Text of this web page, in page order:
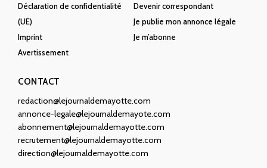
Déclaration de confidentialité
(UE)
Imprint
Avertissement
Devenir correspondant
Je publie mon annonce légale
Je m’abonne
CONTACT
redaction@lejournaldemayotte.com
annonce-legale@lejournaldemayote.com
abonnement@lejournaldemayotte.com
recrutement@lejournaldemayotte.com
direction@lejournaldemayotte.com